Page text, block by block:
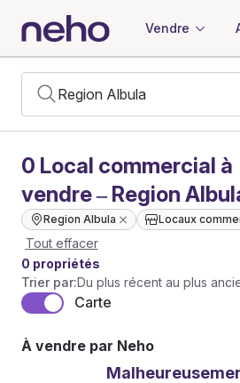
Vendre
0 Local commercial à
vendre – Region
Region Albula Locaux
Tout effacer
0 propriétés
Trier par:Du plus récent au plus
Carte
À vendre par Neho